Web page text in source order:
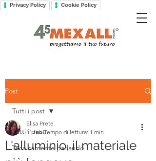
Privacy Policy Cookie Policy
Post
Tutti i post
Tecnicamente parlando
Tutti i post
L'alluminio, il materiale
Elisa Prete
11 feb Tempo di lettura: 1 min